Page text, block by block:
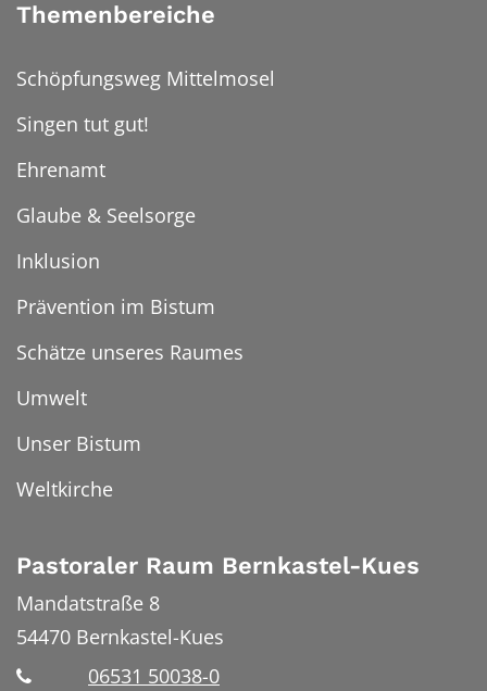
Themenbereiche
Schöpfungsweg Mittelmosel
Singen tut gut!
Ehrenamt
Glaube & Seelsorge
Inklusion
Prävention im Bistum
Schätze unseres Raumes
Umwelt
Unser Bistum
Weltkirche
Pastoraler Raum Bernkastel-Kues
Mandatstraße 8
54470 Bernkastel-Kues
06531 50038-0